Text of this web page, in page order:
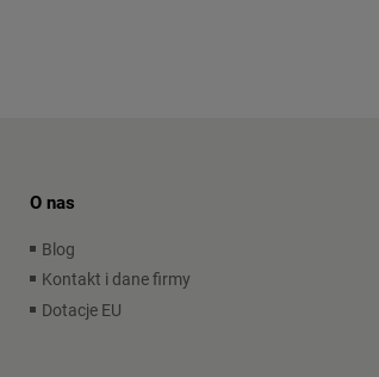
O nas
Blog
Kontakt i dane firmy
Dotacje EU